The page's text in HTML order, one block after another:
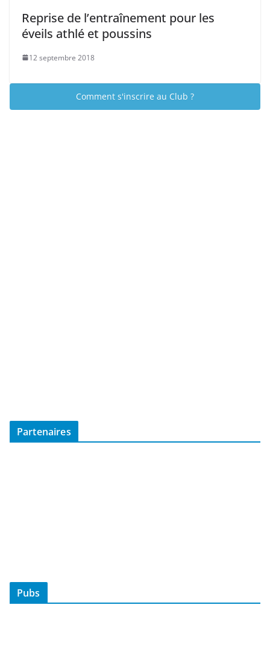
Reprise de l’entraînement pour les
éveils athlé et poussins
12 septembre 2018
Comment s'inscrire au Club ?
Partenaires
Pubs